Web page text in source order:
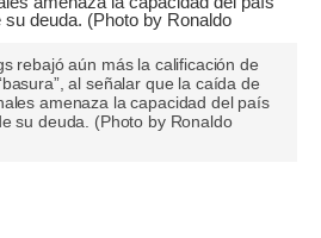
rebajó aún más la calificación de
al señalar que la caída de
amenaza la capacidad del país
su deuda. (Photo by Ronaldo